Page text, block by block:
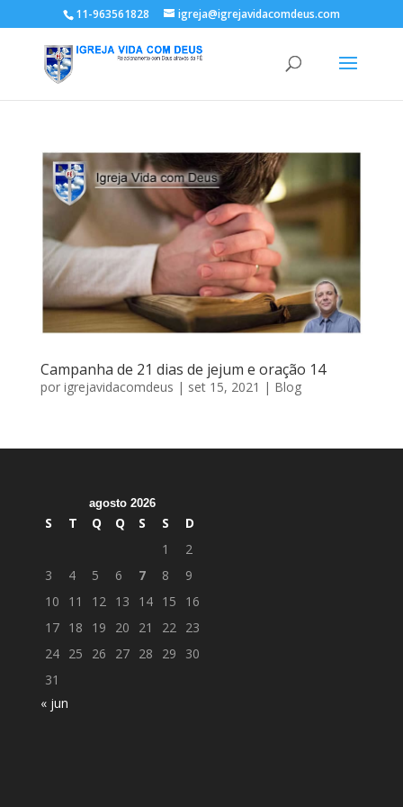
11-963561828 igreja@igrejavidacomdeus.com
Campanha de 21 dias de jejum e oração 14
por igrejavidacomdeus | set 15, 2021 | Blog
agosto 2026
S T Q Q S S
D
1
2
3
4 5 6 7 8
9
10
11 12 13 14 15
16
17 18 19 20 21 22 23
24 25 26 27 28 29
30
31
« jun